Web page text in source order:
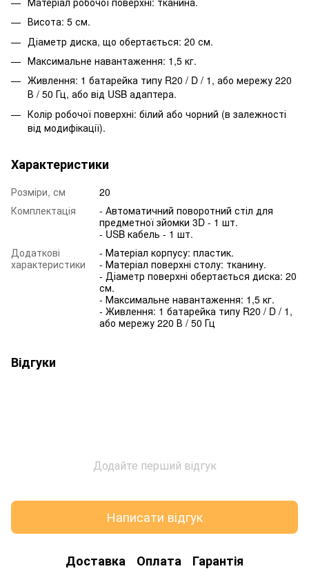
Висота: 5 см.
Діаметр диска, що обертається: 20 см.
Максимальне навантаження: 1,5 кг.
Живлення: 1 батарейка типу R20 / D / 1, або мережу 220
В / 50 Гц, або від USB адаптера.
Колір робочої поверхні: білий або чорний (в залежності
від модифікації).
Характеристики
Розміри, см
20
Комплектація
- Автоматичний поворотний стіл для
предметної зйомки 3D - 1 шт.
- USB кабель - 1 шт.
Додаткові
характеристики
- Матеріал корпусу: пластик.
- Матеріал поверхні столу: тканину.
- Діаметр поверхні обертається диска: 20
см.
- Максимальне навантаження: 1,5 кг.
- Живлення: 1 батарейка типу R20 / D / 1,
або мережу 220 В / 50 Гц
Відгуки
Додайте перший відгук
Написати відгук
Доставка Оплата Гарантія